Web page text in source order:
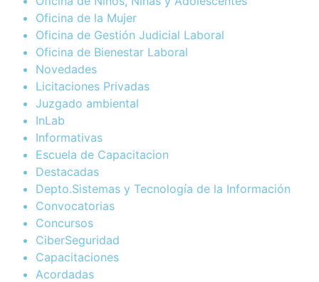
Oficina de la Mujer
Oficina de Gestión Judicial Laboral
Oficina de Bienestar Laboral
Novedades
Licitaciones Privadas
Juzgado ambiental
InLab
Informativas
Escuela de Capacitacion
Destacadas
Depto.Sistemas y Tecnología de la Información
Convocatorias
Concursos
CiberSeguridad
Capacitaciones
Acordadas